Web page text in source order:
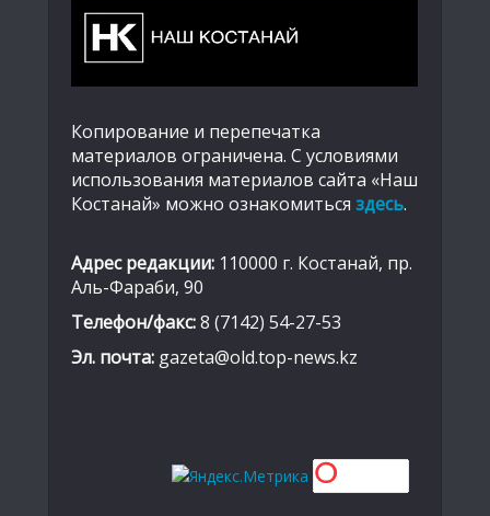
Копирование и перепечатка
материалов ограничена. С условиями
использования материалов сайта «Наш
Костанай» можно ознакомиться здесь.
Адрес редакции: 110000 г. Костанай, пр.
Аль-Фараби, 90
Телефон/факс:8 (7142) 54-27-53
Эл. почта: gazeta@old.top-news.kz